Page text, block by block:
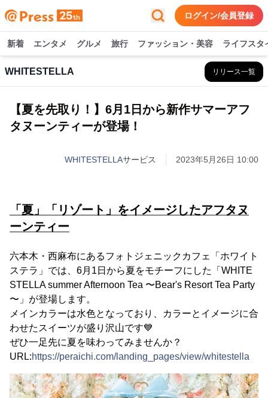
ログイン/会員登録
新着 エンタメ グルメ 旅行 ファッション・美容 ライフスタ
WHITESTELLA リリース一覧
【夏を先取り！】6月1日から新作サマーアフ
タヌーンティーが登場！
WHITESTELLAサービス 2023年5月26日 10:00
「夏」「リゾート」をイメージしたアフタヌ
ーンティー
六本木・西麻布にあるフォトジェニックカフェ「ホワイト
ステラ」では、6月1日から夏をモチーフにした「WHITE
STELLA summer Afternoon Tea 〜Bear's Resort Tea Party
〜」が登場します。
メインカラーは水色となっており、カラーとイメージに合
わせたスイーツが盛り沢山です💙
ぜひ一足先に夏を味わってみませんか？
URL:https://peraichi.com/landing_pages/view/whitestella